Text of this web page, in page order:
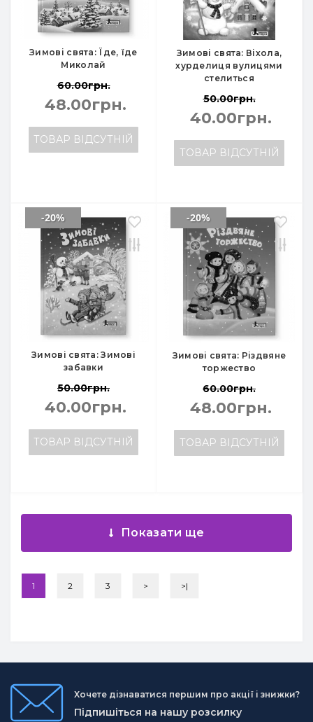
Зимові свята: Їде, їде
Миколай
60.00грн.
48.00грн.
ТОВАР ВІДСУТНІЙ
Зимові свята: Віхола,
хурделиця вулицями
стелиться
50.00грн.
40.00грн.
ТОВАР ВІДСУТНІЙ
Зимові свята: Зимові
забавки
-20%
50.00грн.
40.00грн.
ТОВАР ВІДСУТНІЙ
Зимові свята: Різдвяне
торжество
-20%
60.00грн.
48.00грн.
ТОВАР ВІДСУТНІЙ
Показати ще
1 2 3 > >|
Хочете дізнаватися першим про акції і знижки?
Підпишіться на нашу розсилку